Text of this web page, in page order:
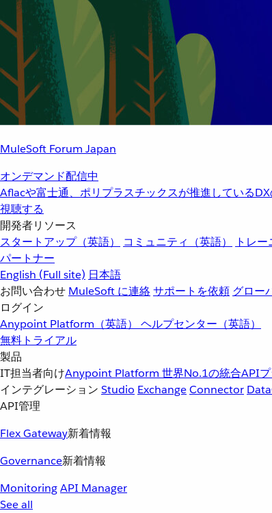
MuleSoft Forum Japan
オンデマンド配信中
Aflacや富士通、ポリプラスチックスが推進している
視聴する
開発者リソース
スタートアップ（英語）
コミュニティ（英語） トレー
パートナー
English (Full site) 日本語
お問い合わせ MuleSoft に連絡サポートを依頼 グロー
ログイン
Anypoint Platform（英語） ヘルプセンター（英語）
無料トライアル
製品
IT担当者向けAnypoint Platform 世界No.1の統合API
インテグレーション Studio ExchangeConnector
API管理
Flex Gateway新着情報
Governance新着情報
MonitoringAPI Manager
See all